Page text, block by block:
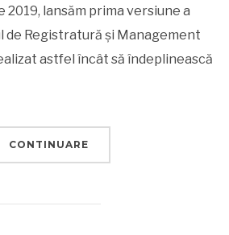
2019, lansăm prima versiune a
de Registratură și Management
astfel încât să îndeplinească
CONTINUARE